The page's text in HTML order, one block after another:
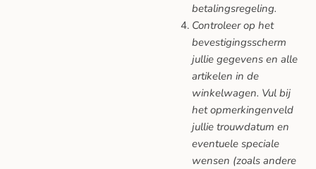
betalingsregeling.
Controleer op het
bevestigingsscherm
jullie gegevens en alle
artikelen in de
winkelwagen. Vul bij
het opmerkingenveld
jullie trouwdatum en
eventuele speciale
wensen (zoals andere